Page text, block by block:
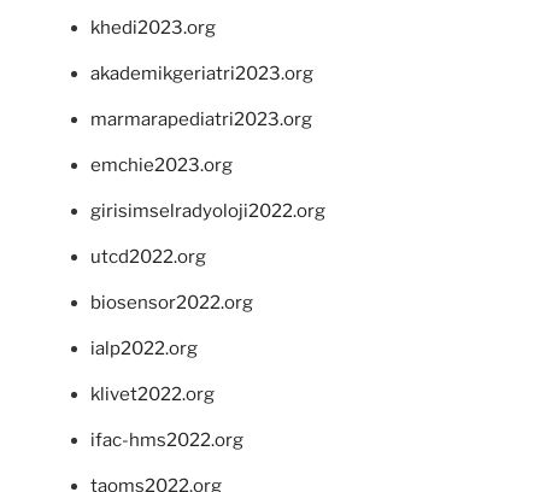
khedi2023.org
akademikgeriatri2023.org
marmarapediatri2023.org
emchie2023.org
girisimselradyoloji2022.org
utcd2022.org
biosensor2022.org
ialp2022.org
klivet2022.org
ifac-hms2022.org
taoms2022.org